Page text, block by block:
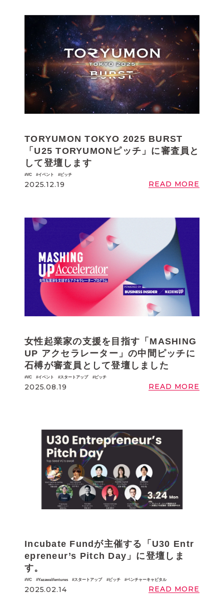
TORYUMON TOKYO 2025 BURST
「U25 TORYUMONピッチ」に審査員と
して登壇します
VC イベント ピッチ
2025.12.19 READ MORE
女性起業家の支援を目指す「MASHING
UP アクセラレーター」の中間ピッチに
石榑が審査員として登壇しました
VC イベント スタートアップ ピッチ
2025.08.19 READ MORE
Incubate Fundが主催する「U30 Entr
epreneur’s Pitch Day」に登壇しま
す。
VC YazawaVentures スタートアップ ピッチ ベンチャーキャピタル
2025.02.14 READ MORE